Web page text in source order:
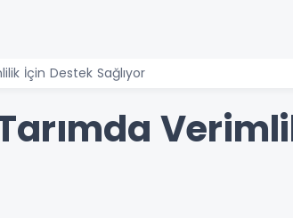
İçin Destek Sağlıyor